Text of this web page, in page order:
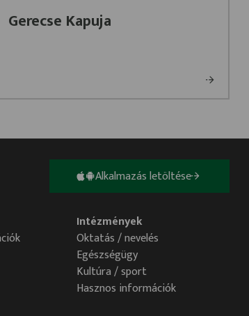
Gerecse Kapuja
Alkalmazás letöltése
Intézmények
Oktatás / nevelés
Egészségügy
Kultúra / sport
Hasznos információk